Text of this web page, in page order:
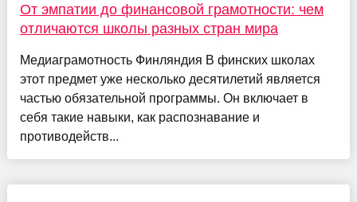
От эмпатии до финансовой грамотности: чем
отличаются школы разных стран мира
Медиаграмотность Финляндия В финских школах
этот предмет уже несколько десятилетий является
частью обязательной программы. Он включает в
себя такие навыки, как распознавание и
противодейств...